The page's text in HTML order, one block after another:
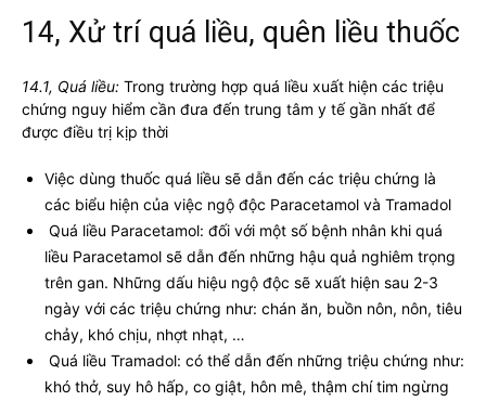
14, Xử trí quá liều, quên liều thuốc
14.1, Quá liều: Trong trường hợp quá liều xuất hiện các triệu
chứng nguy hiểm cần đưa đến trung tâm y tế gần nhất để
được điều trị kịp thời
Việc dùng thuốc quá liều sẽ dẫn đến các triệu chứng là
các biểu hiện của việc ngộ độc Paracetamol và Tramadol
Quá liều Paracetamol: đối với một số bệnh nhân khi quá
liều Paracetamol sẽ dẫn đến những hậu quả nghiêm trọng
trên gan. Những dấu hiệu ngộ độc sẽ xuất hiện sau 2-3
ngày với các triệu chứng như: chán ăn, buồn nôn, nôn, tiêu
chảy, khó chịu, nhợt nhạt, …
Quá liều Tramadol: có thể dẫn đến những triệu chứng như:
khó thở, suy hô hấp, co giật, hôn mê, thậm chí tim ngừng